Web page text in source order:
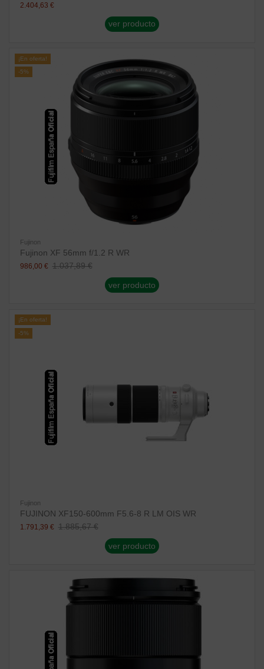
2.404,63 €
ver producto
¡En oferta!
-5%
Fujinon
Fujinon XF 56mm f/1.2 R WR
986,00 € 1.037,89 €
ver producto
¡En oferta!
-5%
Fujinon
FUJINON XF150-600mm F5.6-8 R LM OIS WR
1.791,39 € 1.885,67 €
ver producto